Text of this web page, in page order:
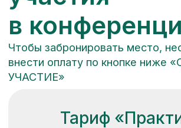
ООО "Центр кризисной психологии "Просто Жить"
220118, Республика Беларусь, Г. МИНСК,УЛ.
КАБУШКИНА, Д. 66 ОФ. 201
УНП 193502063 Свидетельство 193502063 выдано